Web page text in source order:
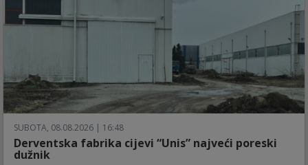
SUBOTA, 08.08.2026 | 16:48
Derventska fabrika cijevi “Unis” najveći poreski
dužnik